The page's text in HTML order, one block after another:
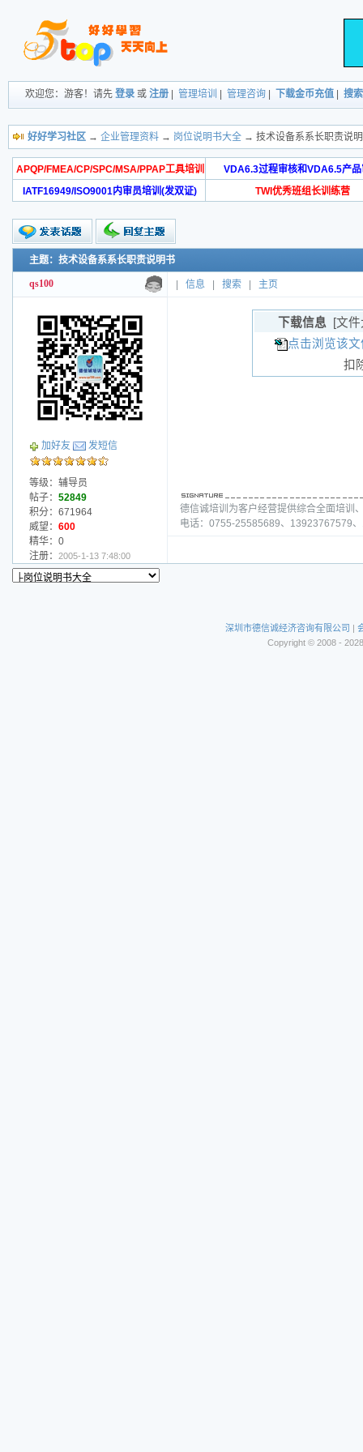
欢迎您：游客！请先 登录 或 注册 管理培训 管理咨询 下载金币充值 搜索
好好学习社区 → 企业管理资料 → 岗位说明书大全 → 技术设备系系长职责说
APQP/FMEA/CP/SPC/MSA/PPAP工具培训
VDA6.3过程审核和VDA6.5产品
IATF16949/ISO9001内审员培训(发双证)
TWI优秀班组长训练营
主题：技术设备系系长职责说明书
qs100 信息 搜索 主页
加好友 发短信
等级：辅导员
帖子： 52849
积分：671964
威望： 600
精华：0
注册： 2005-1-13 7:48:00
下载信息 [文件
点击浏览该
扣
德信诚培训为客户经营提供综合全面培训
电话：0755-25585689、13923767579
深圳市德信诚经济咨询有限公司 |
Copyright © 2008 -